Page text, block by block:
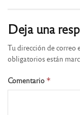
Deja una
Tu dirección de correo
obligatorios están
Comentario *